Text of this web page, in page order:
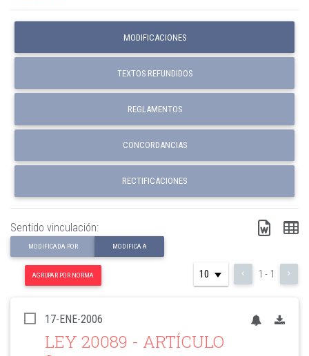
MODIFICACIONES
TEXTOS REFUNDIDOS
REGLAMENTOS
CONCORDANCIAS
RECTIFICACIONES
Sentido vinculación:
MODIFICADA POR MODIFICA A
AGRUPAR POR NORMA 1 - 1
17-ENE-2006
LEY 20089 - ARTÍCULO